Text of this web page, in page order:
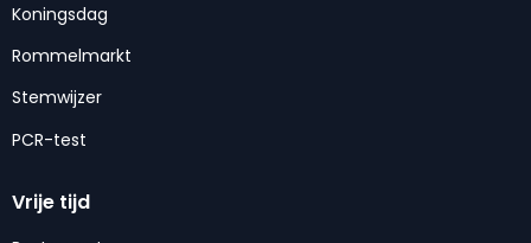
Koningsdag
Rommelmarkt
Stemwijzer
PCR-test
Vrije tijd